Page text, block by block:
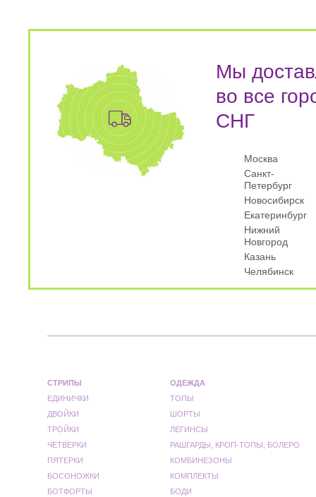
Мы
во все
СНГ
Москва
Санкт-
Петербург
Новосибирск
Екатеринбург
Нижний
Новгород
Казань
Челябинск
СТРИПЫ
ЕДИНИЧКИ
ДВОЙКИ
ТРОЙКИ
ЧЕТВЕРКИ
ПЯТЕРКИ
БОСОНОЖКИ
БОТФОРТЫ
ОДЕЖДА
ТОПЫ
ШОРТЫ
ЛЕГИНСЫ
РАШГАРДЫ, КРОП-ТОПЫ, БОЛЕРО
КОМБИНЕЗОНЫ
КОМПЛЕКТЫ
БОДИ